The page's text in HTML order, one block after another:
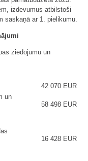
izdevumus atbilstoši
saskaņā ar 1. pielikumu.
ziedojumu un
42 070 EUR
un
58 498 EUR
16 428 EUR